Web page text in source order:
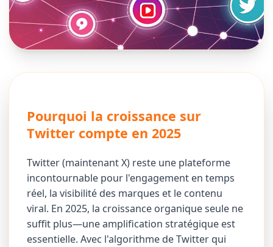
Pourquoi la croissance sur
Twitter compte en 2025
Twitter (maintenant X) reste une plateforme
incontournable pour l'engagement en temps
réel, la visibilité des marques et le contenu
viral. En 2025, la croissance organique seule ne
suffit plus—une amplification stratégique est
essentielle. Avec l'algorithme de Twitter qui